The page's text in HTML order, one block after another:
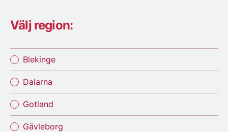
Välj region:
Blekinge
Dalarna
Gotland
Gävleborg